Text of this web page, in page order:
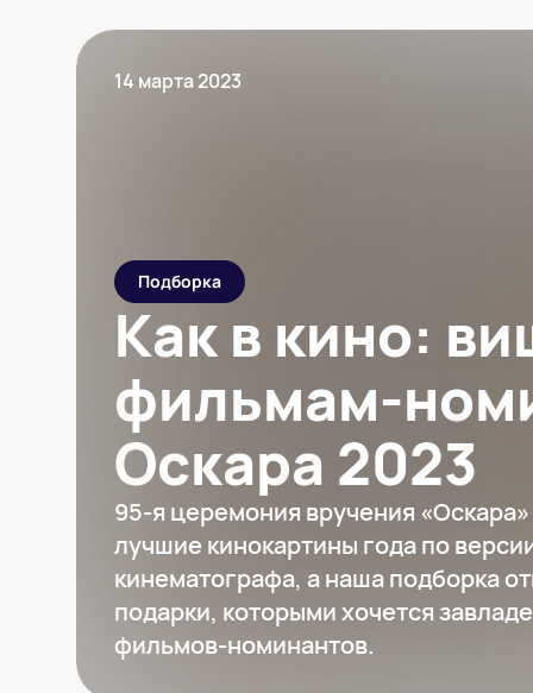
14 марта 2023
Подборка
Как в кино:
фильмам-
Оскара 2023
95-я церемония вручения
лучшие кинокартины года по
кинематографа, а наша подборка
подарки, которыми хочется
фильмов-номинантов.